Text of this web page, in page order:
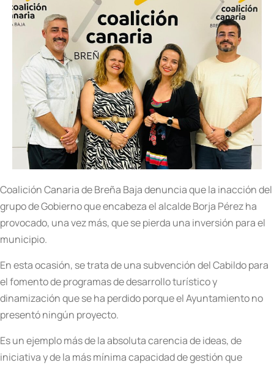
Coalición Canaria de Breña Baja denuncia que la inacción del
grupo de Gobierno que encabeza el alcalde Borja Pérez ha
provocado, una vez más, que se pierda una inversión para el
municipio.
En esta ocasión, se trata de una subvención del Cabildo para
el fomento de programas de desarrollo turístico y
dinamización que se ha perdido porque el Ayuntamiento no
presentó ningún proyecto.
Es un ejemplo más de la absoluta carencia de ideas, de
iniciativa y de la más mínima capacidad de gestión que